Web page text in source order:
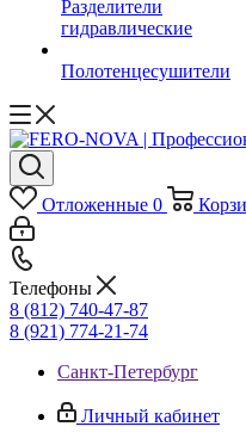
Разделители
гидравлические
Полотенцесушители
Отложенные 0
Телефоны
8 (812) 740-47-87
8 (921) 774-21-74
Санкт-Петербург
Личный кабинет